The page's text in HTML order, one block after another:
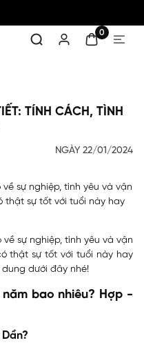
0
TÍNH CÁCH, TÌNH
NGÀY 22/01/2024
sự nghiệp, tình yêu và vận
thật sự tốt với tuổi này hay
về sự nghiệp, tình yêu và vận
thật sự tốt với tuổi này hay
dưới đây nhé!
năm bao nhiêu? Hợp -